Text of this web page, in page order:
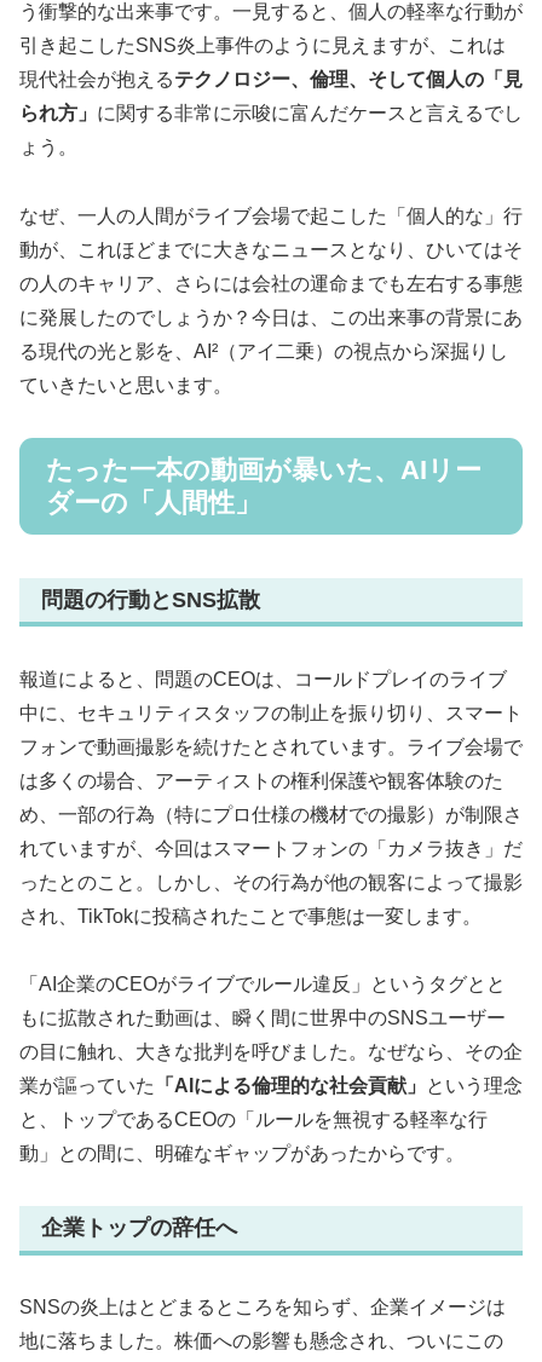
う衝撃的な出来事です。一見すると、個人の軽率な行動が
引き起こしたSNS炎上事件のように見えますが、これは
現代社会が抱えるテクノロジー、倫理、そして個人の「見
られ方」 に関する非常に示唆に富んだケースと言えるでし
ょう。
なぜ、一人の人間がライブ会場で起こした「個人的な」行
動が、これほどまでに大きなニュースとなり、ひいてはそ
の人のキャリア、さらには会社の運命までも左右する事態
に発展したのでしょうか？今日は、この出来事の背景にあ
る現代の光と影を、AI²（アイ二乗）の視点から深掘りし
ていきたいと思います。
たった一本の動画が暴いた、AIリー
ダーの「人間性」
問題の行動とSNS拡散
報道によると、問題のCEOは、コールドプレイのライブ
中に、セキュリティスタッフの制止を振り切り、スマート
フォンで動画撮影を続けたとされています。ライブ会場で
は多くの場合、アーティストの権利保護や観客体験のた
め、一部の行為（特にプロ仕様の機材での撮影）が制限さ
れていますが、今回はスマートフォンの「カメラ抜き」だ
ったとのこと。しかし、その行為が他の観客によって撮影
され、TikTokに投稿されたことで事態は一変します。
「AI企業のCEOがライブでルール違反」というタグとと
もに拡散された動画は、瞬く間に世界中のSNSユーザー
の目に触れ、大きな批判を呼びました。なぜなら、その企
業が謳っていた
「AIによる倫理的な社会貢献」
という理念
と、トップであるCEOの「ルールを無視する軽率な行
動」との間に、明確なギャップがあったからです。
企業トップの辞任へ
SNSの炎上はとどまるところを知らず、企業イメージは
地に落ちました。株価への影響も懸念され、ついにこの